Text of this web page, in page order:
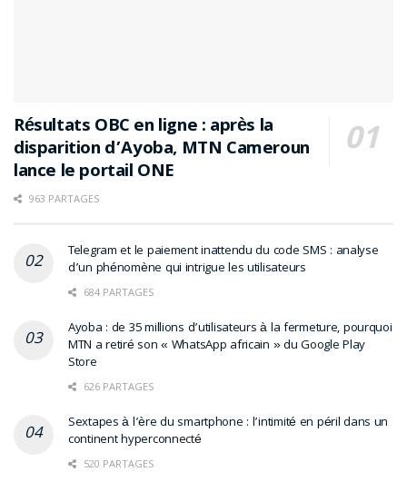
Résultats OBC en ligne : après la
disparition d’Ayoba, MTN Cameroun
lance le portail ONE
963 PARTAGES
Telegram et le paiement inattendu du code SMS : analyse
d’un phénomène qui intrigue les utilisateurs
684 PARTAGES
Ayoba : de 35 millions d’utilisateurs à la fermeture, pourquoi
MTN a retiré son « WhatsApp africain » du Google Play
Store
626 PARTAGES
Sextapes à l’ère du smartphone : l’intimité en péril dans un
continent hyperconnecté
520 PARTAGES